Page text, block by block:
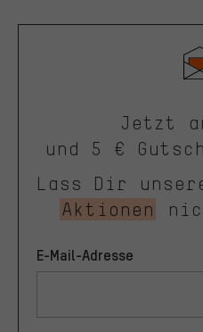
Jetzt
und 5 €
Lass Dir
Aktionen
E-Mail-Adresse